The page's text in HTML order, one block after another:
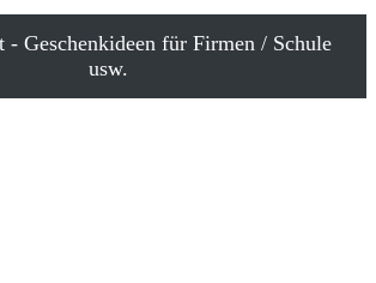
- Geschenkideen für Firmen / Schule
usw.